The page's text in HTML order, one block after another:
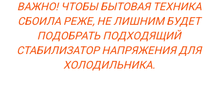
ВАЖНО! ЧТОБЫ БЫТОВАЯ ТЕХНИКА
СБОИЛА РЕЖЕ, НЕ ЛИШНИМ БУДЕТ
ПОДОБРАТЬ ПОДХОДЯЩИЙ
СТАБИЛИЗАТОР НАПРЯЖЕНИЯ ДЛЯ
ХОЛОДИЛЬНИКА.